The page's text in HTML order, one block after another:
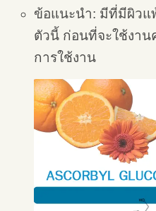
ข้อแนะนำ: มีที่มีผิวแ
ตัวนี้ ก่อนที่จะใช้งา
การใช้งาน